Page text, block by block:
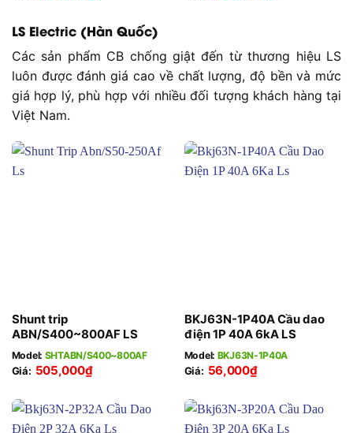
LS Electric (Hàn Quốc)
Các sản phẩm CB chống giật đến từ thương hiệu LS
luôn được đánh giá cao về chất lượng, độ bền và mức
giá hợp lý, phù hợp với nhiều đối tượng khách hàng tại
Việt Nam.
Shunt trip
ABN/S400~800AF LS
Model: SHTABN/S400~800AF
Giá: 505,000₫
BKJ63N-1P40A Cầu dao
điện 1P 40A 6kA LS
Model: BKJ63N-1P40A
Giá: 56,000₫